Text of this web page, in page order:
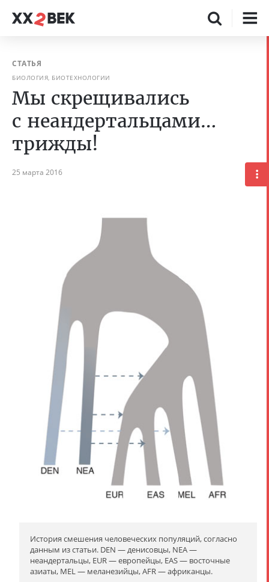
СТАТЬЯ
БИОЛОГИЯ, БИОТЕХНОЛОГИИ
Мы скрещивались
с неандертальцами…
трижды!
25 марта 2016
История смешения человеческих популяций, согласно
данным из статьи. DEN — денисовцы, NEA —
неандертальцы, EUR — европейцы, EAS — восточные
азиаты, MEL — меланезийцы, AFR — африканцы.